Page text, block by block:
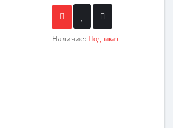
Наличие: Под заказ